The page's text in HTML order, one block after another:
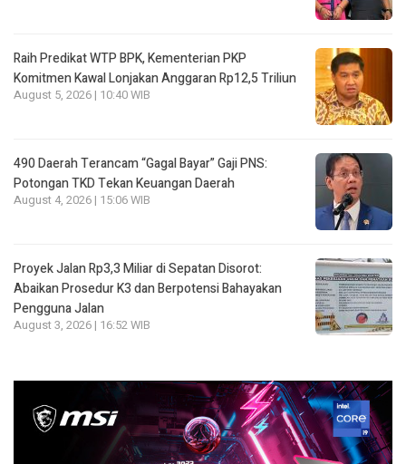
Raih Predikat WTP BPK, Kementerian PKP
Komitmen Kawal Lonjakan Anggaran Rp12,5 Triliun
August 5, 2026 | 10:40 WIB
490 Daerah Terancam “Gagal Bayar” Gaji PNS:
Potongan TKD Tekan Keuangan Daerah
August 4, 2026 | 15:06 WIB
Proyek Jalan Rp3,3 Miliar di Sepatan Disorot:
Abaikan Prosedur K3 dan Berpotensi Bahayakan
Pengguna Jalan
August 3, 2026 | 16:52 WIB